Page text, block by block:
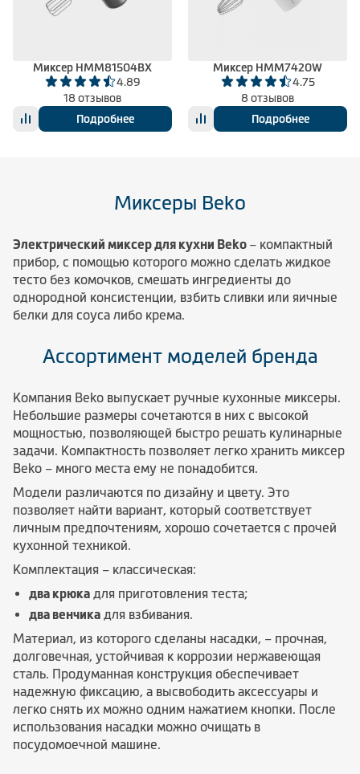
Климатическая техника
Сравнить
Миксер HMM81504BX
4.89
18 отзывов
Подробнее
Миксер HMM7420W
4.75
8 отзывов
Подробнее
Миксеры Beko
Электрический миксер для кухни Beko – компактный
прибор, с помощью которого можно сделать жидкое
тесто без комочков, смешать ингредиенты до
однородной консистенции, взбить сливки или яичные
белки для соуса либо крема.
Ассортимент моделей бренда
Компания Beko выпускает ручные кухонные миксеры.
Небольшие размеры сочетаются в них с высокой
мощностью, позволяющей быстро решать кулинарные
задачи. Компактность позволяет легко хранить миксер
Beko – много места ему не понадобится.
Модели различаются по дизайну и цвету. Это
позволяет найти вариант, который соответствует
личным предпочтениям, хорошо сочетается с прочей
кухонной техникой.
Комплектация – классическая:
два крюка для приготовления теста;
два венчика для взбивания.
Материал, из которого сделаны насадки, – прочная,
долговечная, устойчивая к коррозии нержавеющая
сталь. Продуманная конструкция обеспечивает
надежную фиксацию, а высвободить аксессуары и
легко снять их можно одним нажатием кнопки. После
использования насадки можно очищать в
посудомоечной машине.